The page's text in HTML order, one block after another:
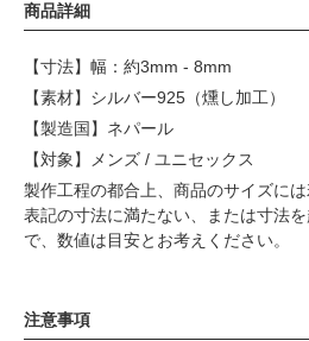
商品詳細
【寸法】幅：約3mm - 8mm
【素材】シルバー925（燻し加工）
【製造国】ネパール
【対象】メンズ / ユニセックス
製作工程の都合上、商品のサイズには
表記の寸法に満たない、または寸法
で、数値は目安とお考えください。
注意事項